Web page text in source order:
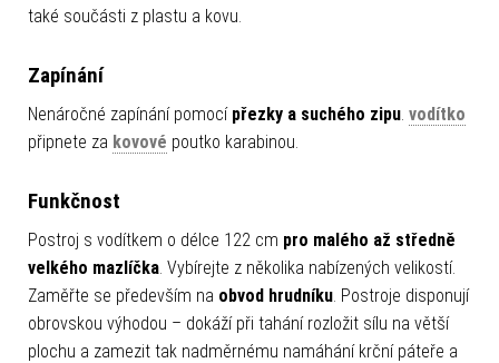
také součásti z plastu a kovu.
Zapínání
Nenáročné zapínání pomocí přezky a suchého zipu. vodítko
připnete za kovové poutko karabinou.
Funkčnost
Postroj s vodítkem o délce 122 cm pro malého až středně
velkého mazlíčka. Vybírejte z několika nabízených velikostí.
Zaměřte se především na obvod hrudníku. Postroje disponují
obrovskou výhodou – dokáží při tahání rozložit sílu na větší
plochu a zamezit tak nadměrnému namáhání krční páteře a